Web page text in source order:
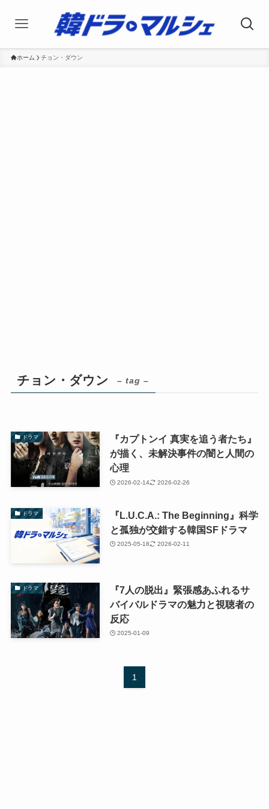
ホーム チョン・ダウン
チョン・ダウン – tag –
ドラマ
『カプトンイ 真実を追う者たち』
が描く、未解決事件の闇と人間の
心理
2026-02-14 2026-02-26
ドラマ
『L.U.C.A.: The Beginning』科学
と孤独が交錯する韓国SFドラマ
2025-05-18 2026-02-11
ドラマ
『7人の脱出』緊張感あふれるサ
バイバルドラマの魅力と視聴者の
反応
2025-01-09
1